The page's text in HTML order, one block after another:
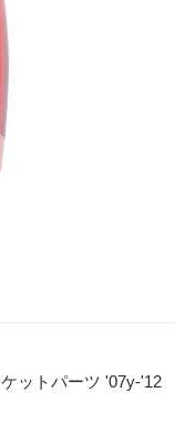
ットパーツ '07y-'12